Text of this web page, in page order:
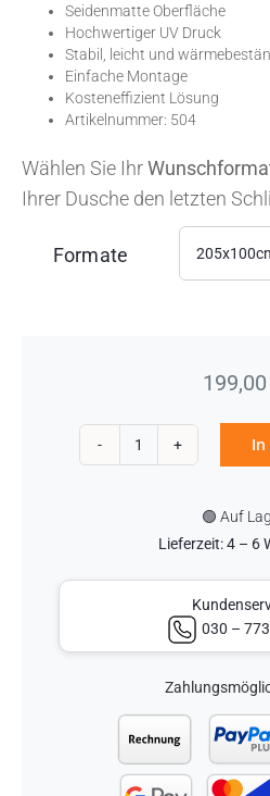
Seidenmatte Oberfläche
Hochwertiger UV Druck
Stabil, leicht und
Einfache Montage
Kosteneffizient Lösung
Artikelnummer: 504
Wählen Sie Ihr
Ihrer Dusche den letzten
Formate
199,00
Duschrückwand
gespachtelt
Menge
In
🟢 Auf
Lieferzeit: 4 – 6
030 –